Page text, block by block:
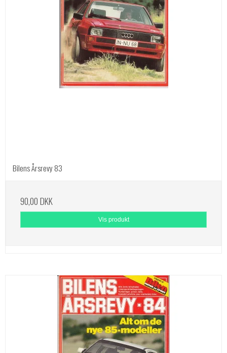
Bilens Årsrevy 83
90,00 DKK
Vis produkt